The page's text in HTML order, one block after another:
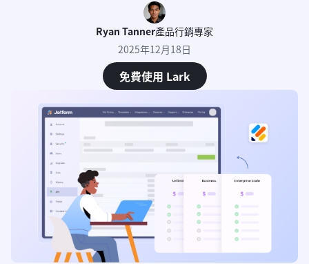
Ryan Tanner產品行銷專家
2025年12月18日
免費使用 Lark